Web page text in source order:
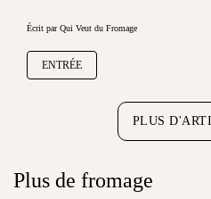
Écrit par Qui Veut du Fromage
ENTRÉE
PLUS
Plus de fromage